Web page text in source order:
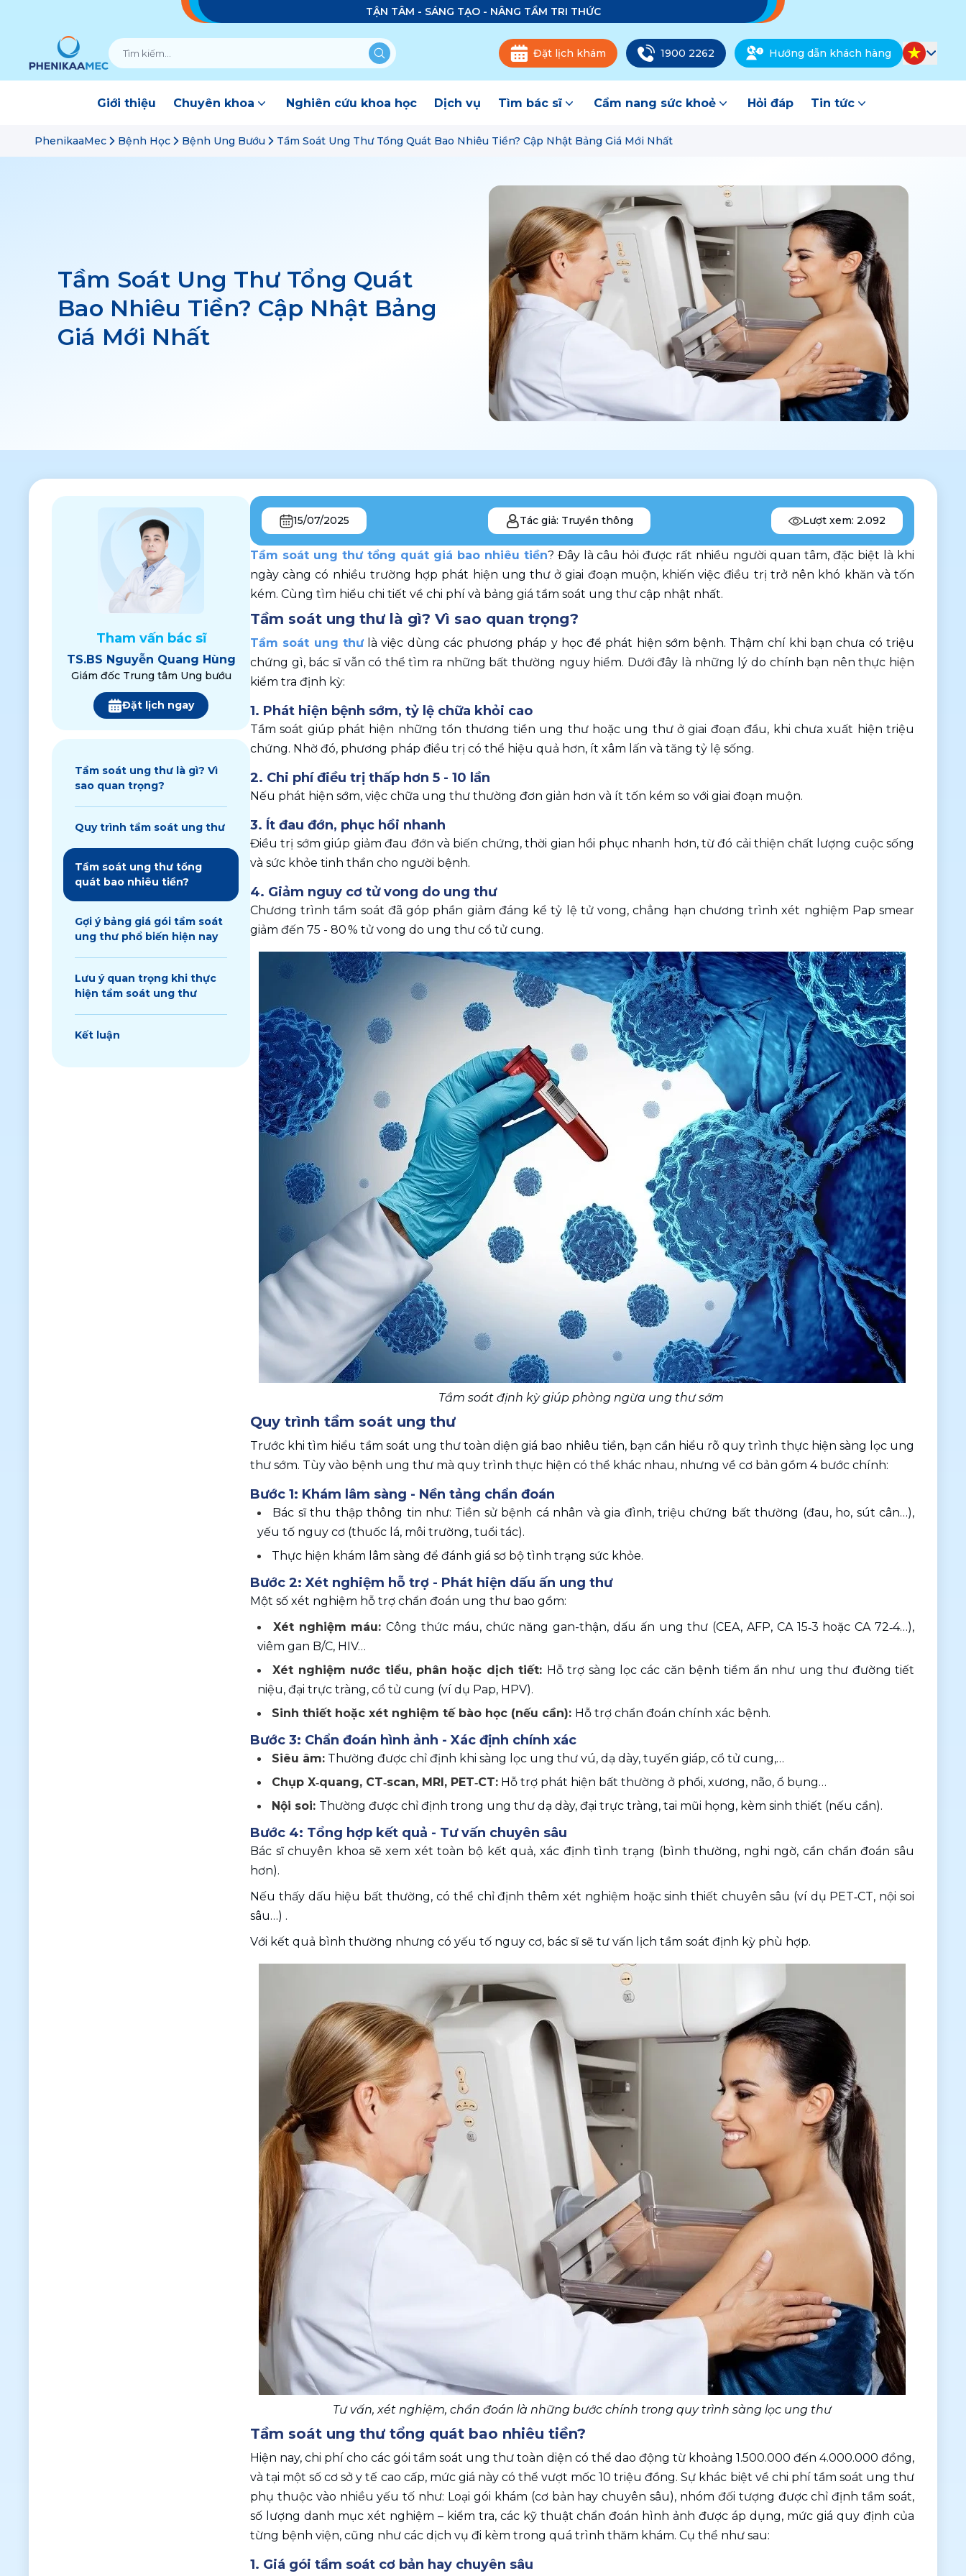
TẬN TÂM - SÁNG TẠO - NÂNG TẦM TRI THỨC
Đặt lịch khám 1900 2262 Hướng dẫn khách hàng
Giới thiệu Chuyên khoa Nghiên cứu khoa học Dịch vụ Tìm bác sĩ Cẩm nang sức khoẻ Hỏi đáp Tin tức
PhenikaaMec Bệnh Học Bệnh Ung Bướu Tầm Soát Ung Thư Tổng Quát Bao Nhiêu Tiền? Cập Nhật Bảng Giá Mới Nhất
Tầm Soát Ung Thư Tổng Quát
Bao Nhiêu Tiền? Cập Nhật Bảng
Giá Mới Nhất
Tham vấn bác sĩ
TS.BS Nguyễn Quang Hùng
Giám đốc Trung tâm Ung bướu
Đặt lịch ngay
Tầm soát ung thư là gì? Vì
sao quan trọng?
Quy trình tầm soát ung thư
Tầm soát ung thư tổng
quát bao nhiêu tiền?
Gợi ý bảng giá gói tầm soát
ung thư phổ biến hiện nay
Lưu ý quan trọng khi thực
hiện tầm soát ung thư
Kết luận
15/07/2025 Tác giả: Truyền thông Lượt xem: 2.092
Tầm soát ung thư tổng quát giá bao nhiêu tiền? Đây là câu hỏi được rất nhiều người quan tâm, đặc biệt là khi
ngày càng có nhiều trường hợp phát hiện ung thư ở giai đoạn muộn, khiến việc điều trị trở nên khó khăn và tốn
kém. Cùng tìm hiểu chi tiết về chi phí và bảng giá tầm soát ung thư cập nhật nhất.
Tầm soát ung thư là gì? Vì sao quan trọng?
Tầm soát ung thư là việc dùng các phương pháp y học để phát hiện sớm bệnh. Thậm chí khi bạn chưa có triệu
chứng gì, bác sĩ vẫn có thể tìm ra những bất thường nguy hiểm. Dưới đây là những lý do chính bạn nên thực hiện
kiểm tra định kỳ:
1. Phát hiện bệnh sớm, tỷ lệ chữa khỏi cao
Tầm soát giúp phát hiện những tổn thương tiền ung thư hoặc ung thư ở giai đoạn đầu, khi chưa xuất hiện triệu
chứng. Nhờ đó, phương pháp điều trị có thể hiệu quả hơn, ít xâm lấn và tăng tỷ lệ sống.
2. Chi phí điều trị thấp hơn 5 - 10 lần
Nếu phát hiện sớm, việc chữa ung thư thường đơn giản hơn và ít tốn kém so với giai đoạn muộn.
3. Ít đau đớn, phục hồi nhanh
Điều trị sớm giúp giảm đau đớn và biến chứng, thời gian hồi phục nhanh hơn, từ đó cải thiện chất lượng cuộc sống
và sức khỏe tinh thần cho người bệnh.
4. Giảm nguy cơ tử vong do ung thư
Chương trình tầm soát đã góp phần giảm đáng kể tỷ lệ tử vong, chẳng hạn chương trình xét nghiệm Pap smear
giảm đến 75 - 80 % tử vong do ung thư cổ tử cung.
Tầm soát định kỳ giúp phòng ngừa ung thư sớm
Quy trình tầm soát ung thư
Trước khi tìm hiểu tầm soát ung thư toàn diện giá bao nhiêu tiền, bạn cần hiểu rõ quy trình thực hiện sàng lọc ung
thư sớm. Tùy vào bệnh ung thư mà quy trình thực hiện có thể khác nhau, nhưng về cơ bản gồm 4 bước chính:
Bước 1: Khám lâm sàng - Nền tảng chẩn đoán
Bác sĩ thu thập thông tin như: Tiền sử bệnh cá nhân và gia đình, triệu chứng bất thường (đau, ho, sút cân…),
yếu tố nguy cơ (thuốc lá, môi trường, tuổi tác).
Thực hiện khám lâm sàng để đánh giá sơ bộ tình trạng sức khỏe.
Bước 2: Xét nghiệm hỗ trợ - Phát hiện dấu ấn ung thư
Một số xét nghiệm hỗ trợ chẩn đoán ung thư bao gồm:
Xét nghiệm máu: Công thức máu, chức năng gan-thận, dấu ấn ung thư (CEA, AFP, CA 15‑3 hoặc CA 72‑4…),
viêm gan B/C, HIV…
Xét nghiệm nước tiểu, phân hoặc dịch tiết: Hỗ trợ sàng lọc các căn bệnh tiềm ẩn như ung thư đường tiết
niệu, đại trực tràng, cổ tử cung (ví dụ Pap, HPV).
Sinh thiết hoặc xét nghiệm tế bào học (nếu cần): Hỗ trợ chẩn đoán chính xác bệnh.
Bước 3: Chẩn đoán hình ảnh - Xác định chính xác
Siêu âm: Thường được chỉ định khi sàng lọc ung thư vú, dạ dày, tuyến giáp, cổ tử cung,…
Chụp X‑quang, CT‑scan, MRI, PET‑CT: Hỗ trợ phát hiện bất thường ở phổi, xương, não, ổ bụng…
Nội soi: Thường được chỉ định trong ung thư dạ dày, đại trực tràng, tai mũi họng, kèm sinh thiết (nếu cần).
Bước 4: Tổng hợp kết quả - Tư vấn chuyên sâu
Bác sĩ chuyên khoa sẽ xem xét toàn bộ kết quả, xác định tình trạng (bình thường, nghi ngờ, cần chẩn đoán sâu
hơn).
Nếu thấy dấu hiệu bất thường, có thể chỉ định thêm xét nghiệm hoặc sinh thiết chuyên sâu (ví dụ PET‑CT, nội soi
sâu…) .
Với kết quả bình thường nhưng có yếu tố nguy cơ, bác sĩ sẽ tư vấn lịch tầm soát định kỳ phù hợp.
Tư vấn, xét nghiệm, chẩn đoán là những bước chính trong quy trình sàng lọc ung thư
Tầm soát ung thư tổng quát bao nhiêu tiền?
Hiện nay, chi phí cho các gói tầm soát ung thư toàn diện có thể dao động từ khoảng 1.500.000 đến 4.000.000 đồng,
và tại một số cơ sở y tế cao cấp, mức giá này có thể vượt mốc 10 triệu đồng. Sự khác biệt về chi phí tầm soát ung thư
phụ thuộc vào nhiều yếu tố như: Loại gói khám (cơ bản hay chuyên sâu), nhóm đối tượng được chỉ định tầm soát,
số lượng danh mục xét nghiệm – kiểm tra, các kỹ thuật chẩn đoán hình ảnh được áp dụng, mức giá quy định của
từng bệnh viện, cũng như các dịch vụ đi kèm trong quá trình thăm khám. Cụ thể như sau:
1. Giá gói tầm soát cơ bản hay chuyên sâu